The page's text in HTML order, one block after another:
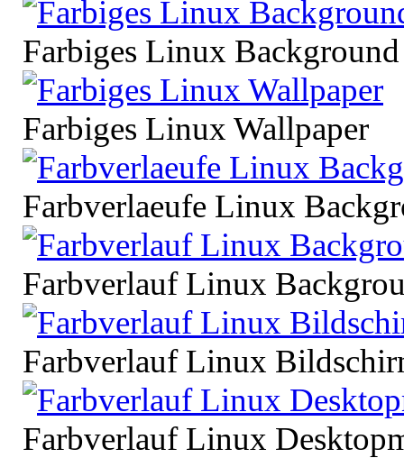
Farbiges Linux
Farbiges Linux Wallpaper
Farbverlaeufe Linux
Farbverlauf Linux
Farbverlauf Linux
Farbverlauf Linux